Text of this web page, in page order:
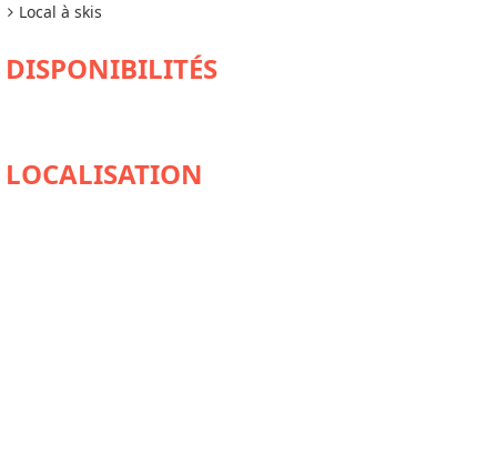
Local à skis
DISPONIBILITÉS